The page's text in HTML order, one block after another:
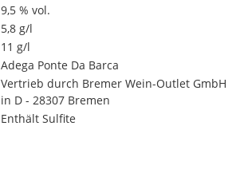
9,5 % vol.
5,8 g/l
11 g/l
Adega Ponte Da Barca
Vertrieb durch Bremer Wein-Outlet GmbH
in D - 28307 Bremen
Enthält Sulfite